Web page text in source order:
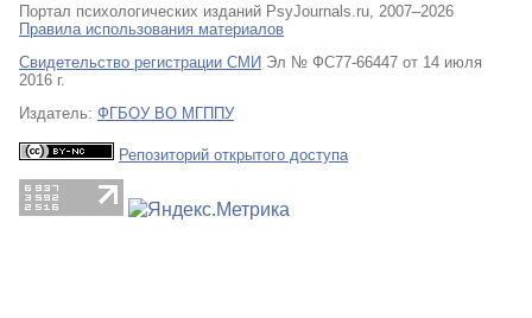
Портал психологических изданий PsyJournals.ru, 2007–2026
Правила использования материалов
Свидетельство регистрации СМИ Эл № ФС77-66447 от 14 июля
2016 г.
Издатель: ФГБОУ ВО МГППУ
Репозиторий открытого доступа